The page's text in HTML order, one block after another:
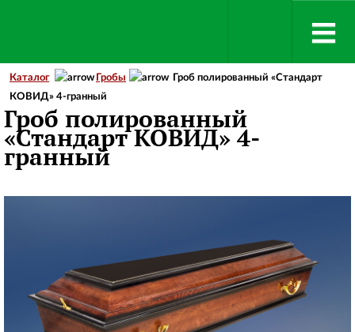
Каталог Гробы
Гроб полированный «Стандарт
КОВИД» 4-гранный
Гроб полированный
«Стандарт КОВИД» 4-
гранный